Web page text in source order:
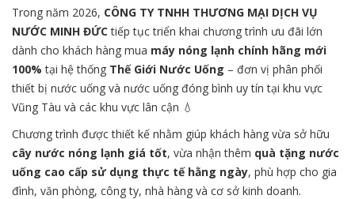
Trong năm 2026, CÔNG TY TNHH THƯƠNG MẠI DỊCH VỤ
NƯỚC MINH ĐỨCtiếp tục triển khai chương trình ưu đãi lớn
dành cho khách hàng mua máy nóng lạnh chính hãng mới
100% tại hệ thống Thế Giới Nước Uống – đơn vị phân phối
thiết bị nước uống và nước uống đóng bình uy tín tại khu vực
Vũng Tàu và các khu vực lân cận 💧
Chương trình được thiết kế nhằm giúp khách hàng vừa sở hữu
cây nước nóng lạnh giá tốt, vừa nhận thêm quà tặng nước
uống cao cấp sử dụng thực tế hằng ngày, phù hợp cho gia
đình, văn phòng, công ty, nhà hàng và cơ sở kinh doanh.